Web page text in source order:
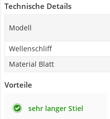
Technische Details
Modell
Wellenschliff
Material Blatt
Vorteile
sehr langer Stiel